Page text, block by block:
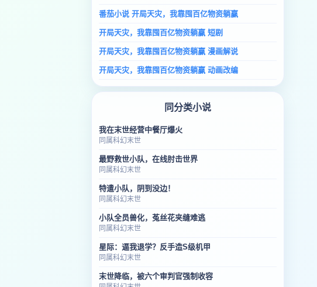
番茄小说 开局天灾，我靠囤百亿物资躺赢
开局天灾，我靠囤百亿物资躺赢 短剧
开局天灾，我靠囤百亿物资躺赢 漫画解说
开局天灾，我靠囤百亿物资躺赢 动画改编
同分类小说
我在末世经营中餐厅爆火
同属科幻末世
最野救世小队，在线肘击世界
同属科幻末世
特遣小队，阴到没边！
同属科幻末世
小队全员兽化，菟丝花夹缝难逃
同属科幻末世
星际：逼我退学？反手造S级机甲
同属科幻末世
末世降临，被六个审判官强制收容